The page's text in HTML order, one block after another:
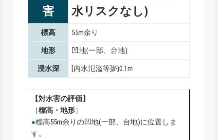
害
水リスクなし)
標高 55m余り
地形 凹地(一部、台地)
浸水深 [内水氾濫等]約0.1m
【対水害の評価】
［標高・地形］
●標高55m余りの凹地(一部、台地)に位置しま
す。